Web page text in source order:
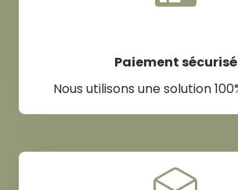
Paiement sécurisé
Nous utilisons une solution